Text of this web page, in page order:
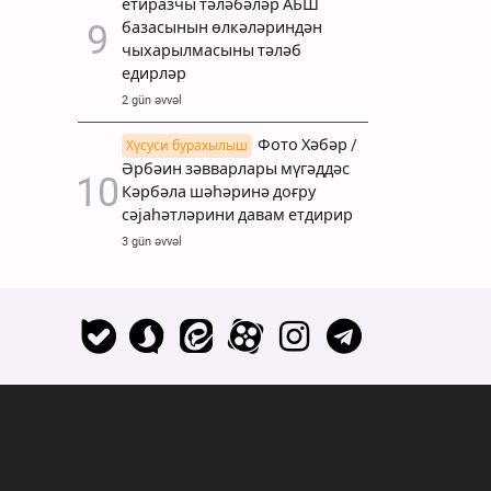
етиразчы тәләбәләр АБШ
базасынын өлкәләриндән
чыхарылмасыны тәләб
едирләр
2 gün əvvəl
Хүсуси бурахылыш
Фото Хәбәр /
Әрбәин зәвварлары мүгәддәс
Кәрбәла шәһәринә доғру
сәјаһәтләрини давам етдирир
3 gün əvvəl